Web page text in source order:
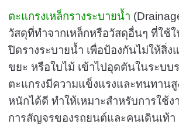
ตะแกรงเหล็กรางระบายน้ำ
วัสดุที่ทำจากเหล็กหรือวัสดุอื่นๆ ที่ใช้
ปิดรางระบายน้ำ เพื่อป้องกันไม่ให้สิ่
ขยะ หรือใบไม้ เข้าไปอุดตันในระบบ
ตะแกรงมีความแข็งแรงและทนทานสู
หนักได้ดี ทำให้เหมาะสำหรับการใช้
การสัญจรของรถยนต์และคนเดินเท้า